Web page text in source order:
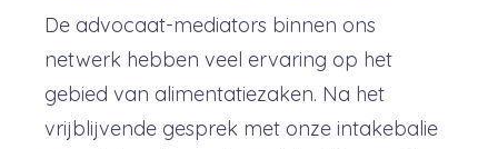
De advocaat-mediators binnen ons
netwerk hebben veel ervaring op het
gebied van alimentatiezaken. Na het
vrijblijvende gesprek met onze intakebalie